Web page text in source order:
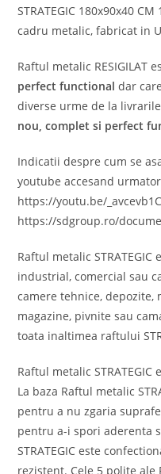
STRATEGIC 180x90x40
cadru metalic, fabricat in
Raftul metalic RESIGILAT
perfect functional dar
diverse urme de la
nou, complet si perfect
Indicatii despre cum se
youtube accesand
https://youtu.be/
https://sdgroup.ro/
Raftul metalic
industrial, comercial sau
camere tehnice, depozite,
magazine, pivnite sau
toata inaltimea raftului
Raftul metalic
La baza Raftul metalic
pentru a nu zgaria
pentru a-i spori aderenta
STRATEGIC este
rezistent. Cele 5 polite ale